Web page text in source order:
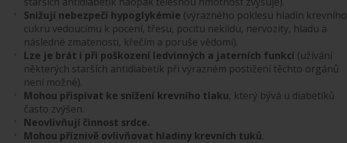
Snižují nebezpečí hypoglykémie (výrazného poklesu hladin krevního
cukru vedoucímu k pocení, třesu, pocitu neklidu, nervozity, hladu a
následné zmatenosti, křečím a poruše vědomí).
Lze je brát i při poškození ledvinných a jaterních funkcí (užívání
některých starších antidiabetik při výrazném postižení těchto orgánů
není možné).
Mohou přispívat ke snížení krevního tlaku, který bývá u diabetiků
často zvýšen.
Neovlivňují činnost srdce.
Mohou příznivě ovlivňovat hladiny krevních tuků.